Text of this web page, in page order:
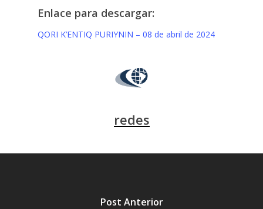
Enlace para descargar:
QORI K’ENTIQ PURIYNIN – 08 de abril de 2024
redes
Post Anterior